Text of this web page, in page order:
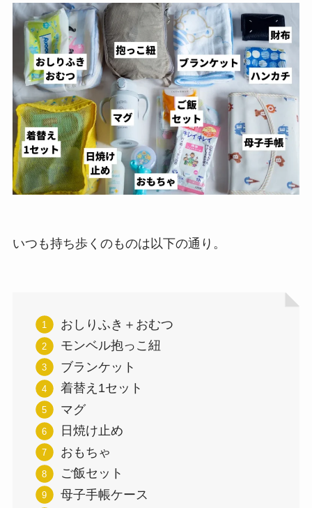
いつも持ち歩くのものは以下の通り。
おしりふき＋おむつ
モンベル抱っこ紐
ブランケット
着替え1セット
マグ
日焼け止め
おもちゃ
ご飯セット
母子手帳ケース